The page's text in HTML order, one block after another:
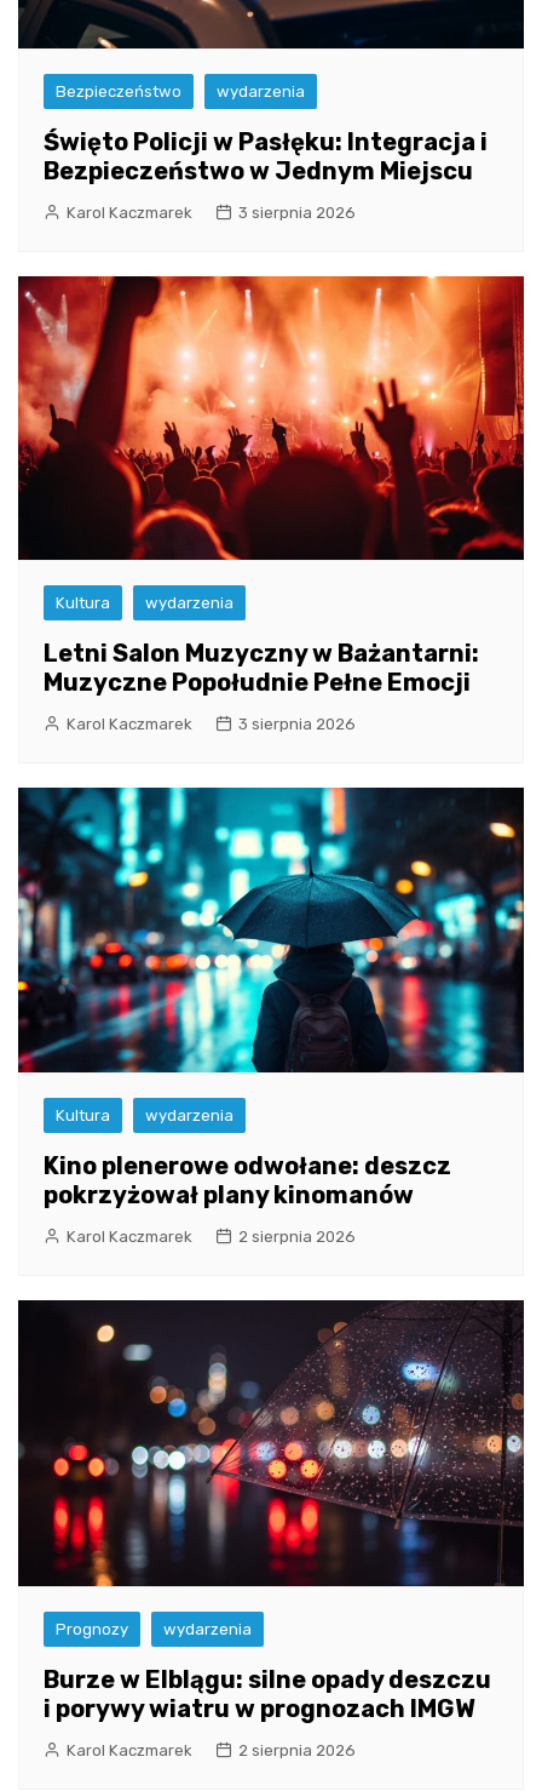
Bezpieczeństwo wydarzenia
Święto Policji w Pasłęku: Integracja i
Bezpieczeństwo w Jednym Miejscu
Karol Kaczmarek 3 sierpnia 2026
Kultura wydarzenia
Letni Salon Muzyczny w Bażantarni:
Muzyczne Popołudnie Pełne Emocji
Karol Kaczmarek 3 sierpnia 2026
Kultura wydarzenia
Kino plenerowe odwołane: deszcz
pokrzyżował plany kinomanów
Karol Kaczmarek 2 sierpnia 2026
Prognozy wydarzenia
Burze w Elblągu: silne opady deszczu
i porywy wiatru w prognozach IMGW
Karol Kaczmarek 2 sierpnia 2026